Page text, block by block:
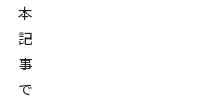
本
記
事
で